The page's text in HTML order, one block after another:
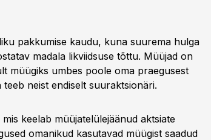
pakkumise kaudu, kuna suurema hulga
madala likviidsuse tõttu. Müüjad on
müügiks umbes poole oma praegusest
neist endiselt suuraktsionäri.
keelab müüjatelülejäänud aktsiate
omanikud kasutavad müügist saadud